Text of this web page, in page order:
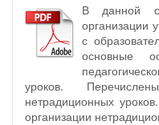
В данной
организации
с
основные
уроков.
нетрадиционных
организации